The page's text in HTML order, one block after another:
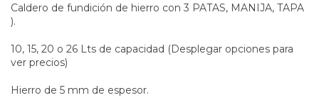
Caldero de fundición de hierro con 3 PATAS, MANIJA, TAPA
).
10, 15, 20 o 26 Lts de capacidad (Desplegar opciones para
ver precios)
Hierro de 5 mm de espesor.